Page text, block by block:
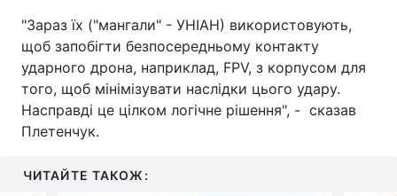
"Зараз їх ("мангали" - УНІАН) використовують,
щоб запобігти безпосередньому контакту
ударного дрона, наприклад, FPV, з корпусом для
того, щоб мінімізувати наслідки цього удару.
Насправді це цілком логічне рішення", - сказав
Плетенчук.
ЧИТАЙТЕ ТАКОЖ: